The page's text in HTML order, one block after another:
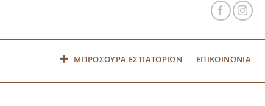
ΜΠΡΟΣΟΥΡΑ ΕΣΤΙΑΤΟΡΙΩΝ ΕΠΙΚΟΙΝΩΝΙΑ